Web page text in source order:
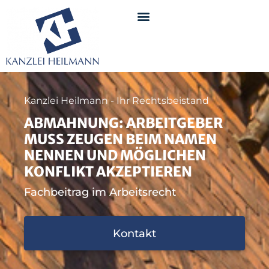
Kanzlei Heilmann - Ihr Rechtsbeistand
ABMAHNUNG: ARBEITGEBER
MUSS ZEUGEN BEIM NAMEN
NENNEN UND MÖGLICHEN
KONFLIKT AKZEPTIEREN
Fachbeitrag im Arbeitsrecht
Kontakt